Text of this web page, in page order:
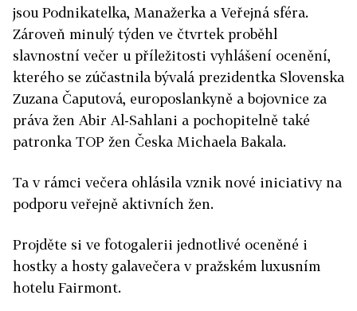
jsou Podnikatelka, Manažerka a Veřejná sféra.
Zároveň minulý týden ve čtvrtek proběhl
slavnostní večer u příležitosti vyhlášení ocenění,
kterého se zúčastnila bývalá prezidentka Slovenska
Zuzana Čaputová, europoslankyně a bojovnice za
práva žen Abir Al-Sahlani a pochopitelně také
patronka TOP žen Česka Michaela Bakala.
Ta v rámci večera ohlásila vznik nové iniciativy na
podporu veřejně aktivních žen.
Projděte si ve fotogalerii jednotlivé oceněné i
hostky a hosty galavečera v pražském luxusním
hotelu Fairmont.